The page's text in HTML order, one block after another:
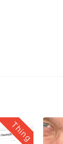
Thing